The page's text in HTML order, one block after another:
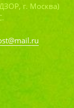
г. Москва)